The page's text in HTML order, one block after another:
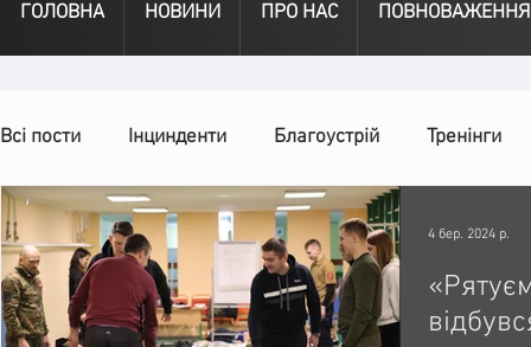
ГОЛОВНА НОВИНИ ПРО НАС ПОВНОВАЖЕННЯ
Всі пости Інцинденти Благоустрій Тренінги
День народження Відео Інформація
Спільні заходи Надзвичайні заходи Події
4 бер. 2024 р.